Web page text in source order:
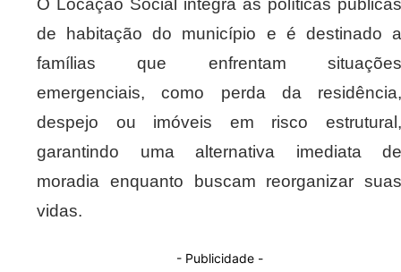
O Locação Social integra as políticas públicas
de habitação do município e é destinado a
famílias que enfrentam situações
emergenciais, como perda da residência,
despejo ou imóveis em risco estrutural,
garantindo uma alternativa imediata de
moradia enquanto buscam reorganizar suas
vidas.
- Publicidade -